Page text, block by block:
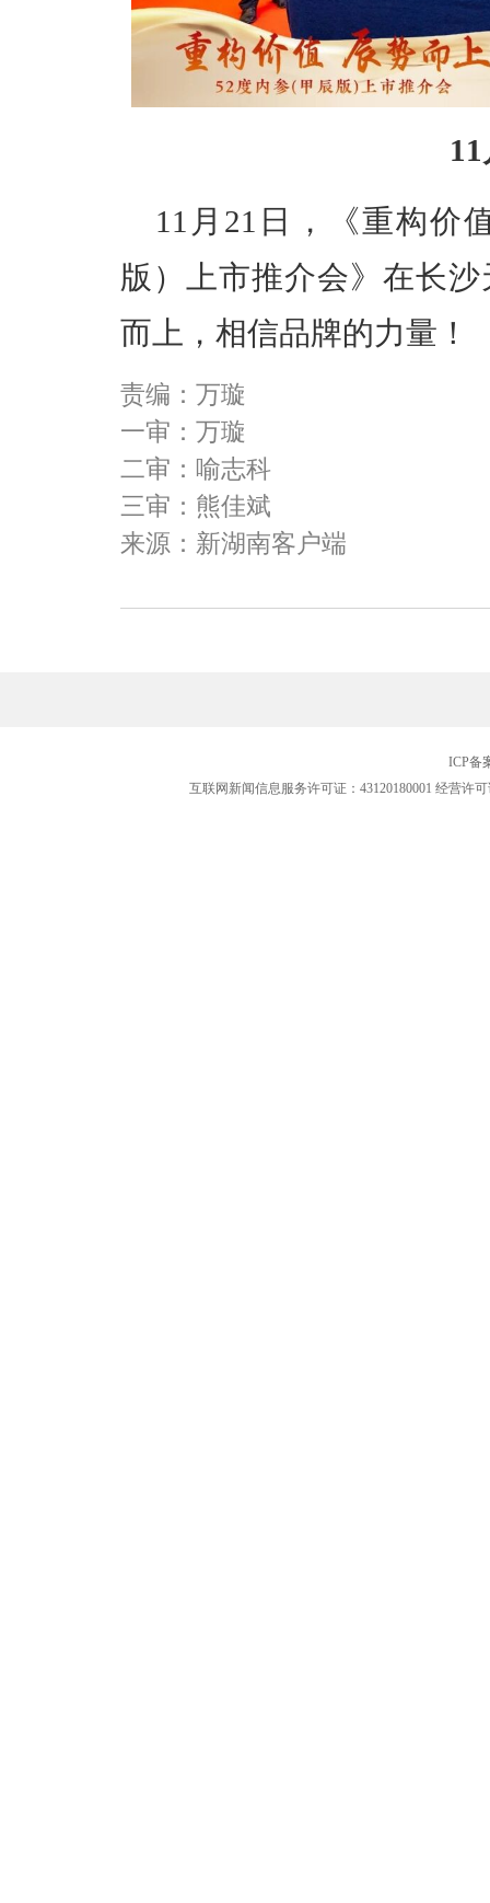
11月21日，《重构价
版）上市推介会》在长
而上，相信品牌的力量！
责编：万璇
一审：万璇
二审：喻志科
三审：熊佳斌
来源：新湖南客户端
ICP备
互联网新闻信息服务许可证：43120180001 经营许可